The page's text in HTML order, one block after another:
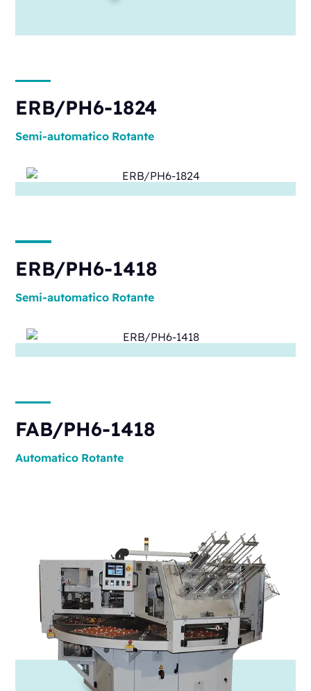
ERB/PH6-1824
Semi-automatico Rotante
ERB/PH6-1418
Semi-automatico Rotante
FAB/PH6-1418
Automatico Rotante